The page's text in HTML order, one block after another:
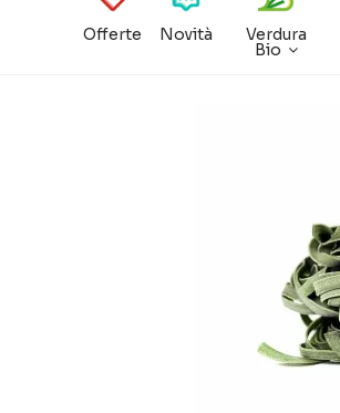
Offerte Novità Verdura
Bio